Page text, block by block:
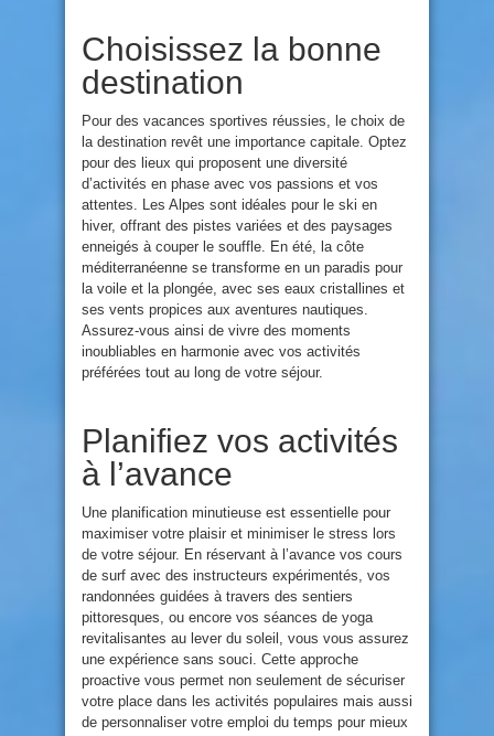
Choisissez la bonne
destination
Pour des vacances sportives réussies, le choix de
la destination revêt une importance capitale. Optez
pour des lieux qui proposent une diversité
d’activités en phase avec vos passions et vos
attentes. Les Alpes sont idéales pour le ski en
hiver, offrant des pistes variées et des paysages
enneigés à couper le souffle. En été, la côte
méditerranéenne se transforme en un paradis pour
la voile et la plongée, avec ses eaux cristallines et
ses vents propices aux aventures nautiques.
Assurez-vous ainsi de vivre des moments
inoubliables en harmonie avec vos activités
préférées tout au long de votre séjour.
Planifiez vos activités
à l’avance
Une planification minutieuse est essentielle pour
maximiser votre plaisir et minimiser le stress lors
de votre séjour. En réservant à l’avance vos cours
de surf avec des instructeurs expérimentés, vos
randonnées guidées à travers des sentiers
pittoresques, ou encore vos séances de yoga
revitalisantes au lever du soleil, vous vous assurez
une expérience sans souci. Cette approche
proactive vous permet non seulement de sécuriser
votre place dans les activités populaires mais aussi
de personnaliser votre emploi du temps pour mieux